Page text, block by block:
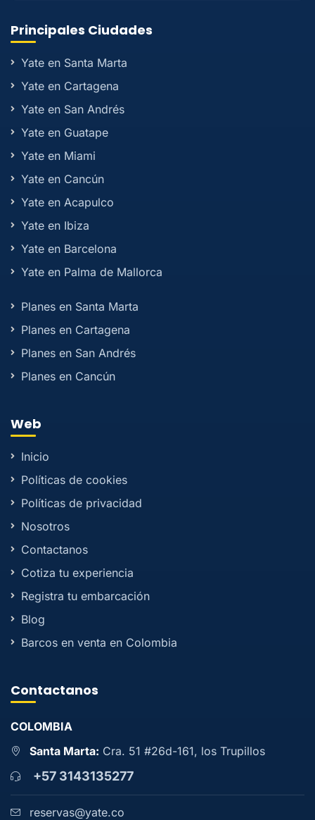
Principales Ciudades
Yate en Santa Marta
Yate en Cartagena
Yate en San Andrés
Yate en Guatape
Yate en Miami
Yate en Cancún
Yate en Acapulco
Yate en Ibiza
Yate en Barcelona
Yate en Palma de Mallorca
Planes en Santa Marta
Planes en Cartagena
Planes en San Andrés
Planes en Cancún
Web
Inicio
Políticas de cookies
Políticas de privacidad
Nosotros
Contactanos
Cotiza tu experiencia
Registra tu embarcación
Blog
Barcos en venta en Colombia
Contactanos
COLOMBIA
Santa Marta: Cra. 51 #26d-161, los Trupillos
+57 3143135277
reservas@yate.co